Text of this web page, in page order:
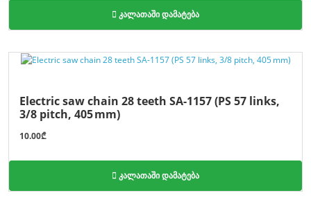
კალათაში დამატება
Electric saw chain 28 teeth SA-1157 (PS 57 links,
3/8 pitch, 405 mm)
10.00₾
კალათაში დამატება